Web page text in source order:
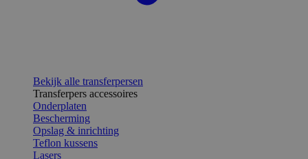
Bekijk alle transferpersen
Transferpers accessoires
Onderplaten
Bescherming
Opslag & inrichting
Teflon kussens
Lasers